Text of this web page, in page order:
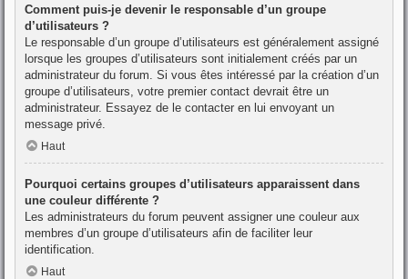
Comment puis-je devenir le responsable d’un groupe
d’utilisateurs ?
Le responsable d’un groupe d’utilisateurs est généralement assigné
lorsque les groupes d’utilisateurs sont initialement créés par un
administrateur du forum. Si vous êtes intéressé par la création d’un
groupe d’utilisateurs, votre premier contact devrait être un
administrateur. Essayez de le contacter en lui envoyant un
message privé.
Haut
Pourquoi certains groupes d’utilisateurs apparaissent dans
une couleur différente ?
Les administrateurs du forum peuvent assigner une couleur aux
membres d’un groupe d’utilisateurs afin de faciliter leur
identification.
Haut